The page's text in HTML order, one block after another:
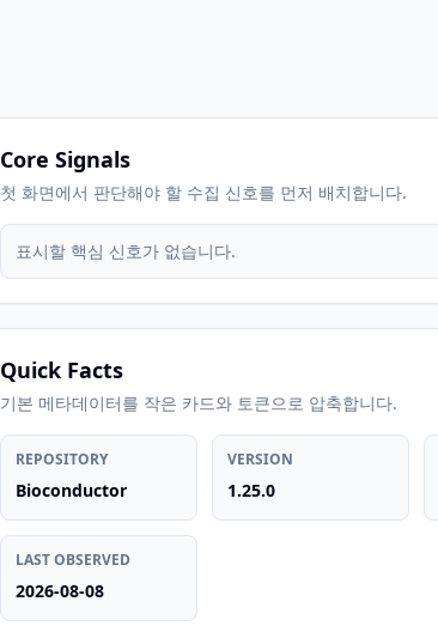
Core Signals
첫 화면에서 판단해야 할 수집 신호를 먼저 배치합니다.
표시할 핵심 신호가 없습니다.
Quick Facts
기본 메타데이터를 작은 카드와 토큰으로 압축합니다.
REPOSITORY
Bioconductor
VERSION
1.25.0
LAST OBSERVED
2026-08-08